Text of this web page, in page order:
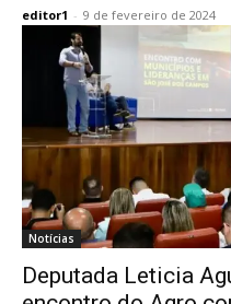
editor1 - 9 de fevereiro de 2024
Notícias
Deputada Leticia